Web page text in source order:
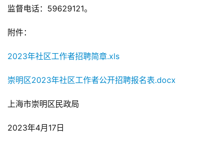
监督电话：59629121。
附件：
2023年社区工作者招聘简章.xls
崇明区2023年社区工作者公开招聘报名表.docx
上海市崇明区民政局
2023年4月17日